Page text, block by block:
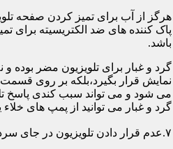
هرگز از آب برای تمیز کردن صفحه
پاک کننده های ضد الکتریسیته برای
باشد.
گرد و غبار برای تلویزیون مضر بوده و
نمایش قرار بگیرد،بلکه بر روی
می شود و می تواند سبب کندی پاسخ
گرد و غبار می توانید از پمپ های خلاء
۷.عدم قرار دادن تلویزیون در جای سرد